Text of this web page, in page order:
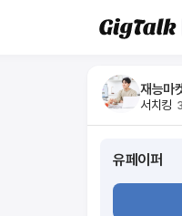
재능마
서치킹
유페이퍼